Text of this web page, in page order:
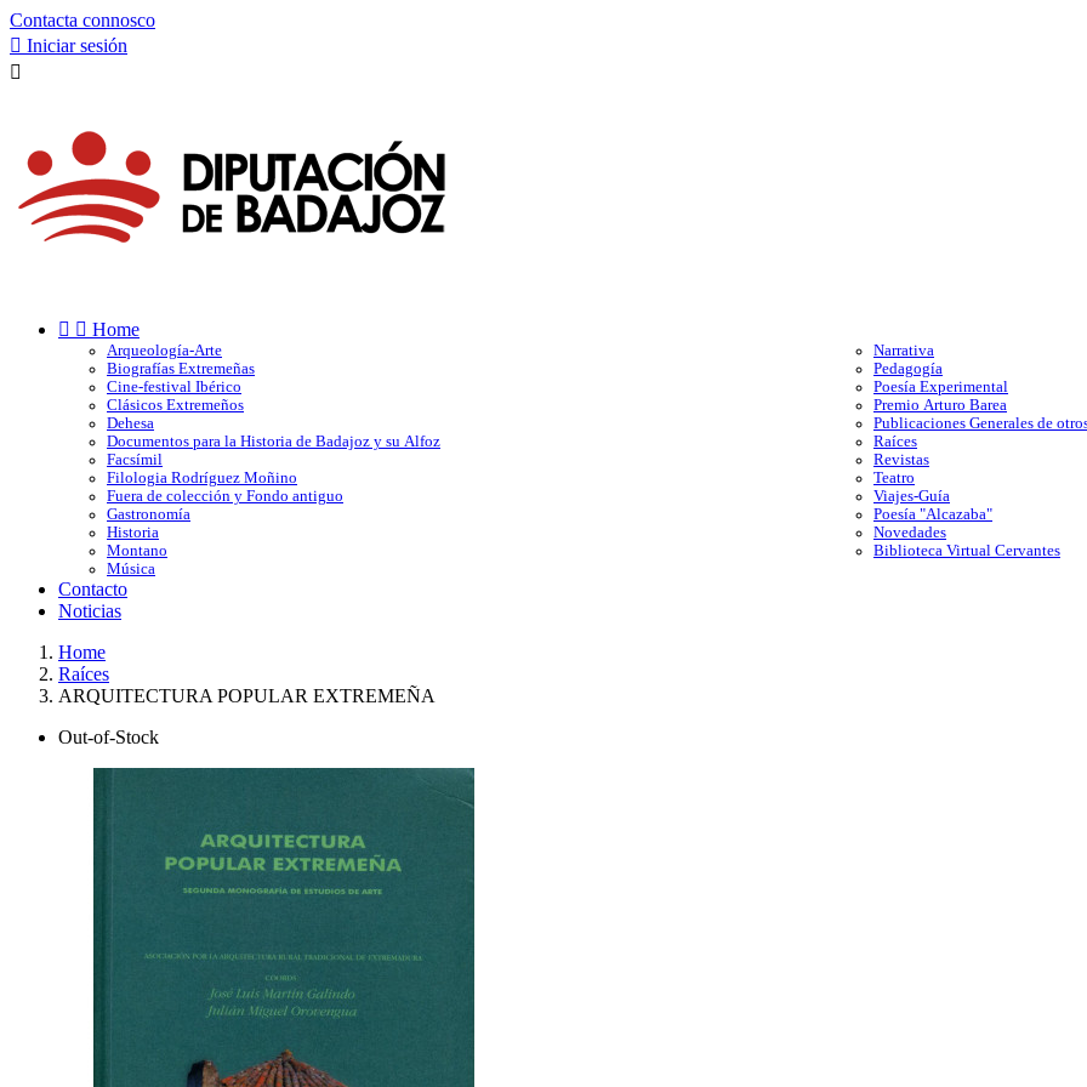
Contacta connosco
 Iniciar sesión

  Home
Arqueología-Arte
Biografías Extremeñas
Cine-festival Ibérico
Clásicos Extremeños
Dehesa
Documentos para la Historia de Badajoz y su Alfoz
Facsímil
Filologia Rodríguez Moñino
Fuera de colección y Fondo antiguo
Gastronomía
Historia
Montano
Música
Narrativa
Pedagogía
Poesía Experimental
Premio Arturo Barea
Publicaciones Generales de
Raíces
Revistas
Teatro
Viajes-Guía
Poesía "Alcazaba"
Novedades
Biblioteca Virtual Cervantes
Contacto
Noticias
Home
Raíces
ARQUITECTURA POPULAR EXTREMEÑA
Out-of-Stock